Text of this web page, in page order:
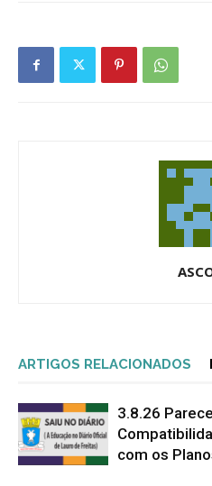
ARTIGOS RELACIONADOS
3.8.26
com os